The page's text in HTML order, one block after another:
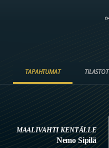
TAPAHTUMAT TILASTOT
MAALIVAHTI KENTÄLLE
Nemo Sipilä